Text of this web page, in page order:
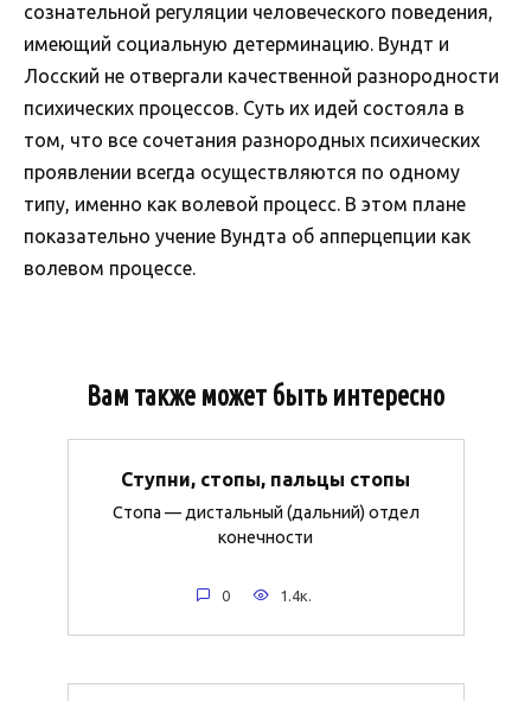
сознательной регуляции человеческого поведения,
имеющий социальную детерминацию. Вундт и
Лосский не отвергали качественной разнородности
психических процессов. Суть их идей состояла в
том, что все сочетания разнородных психических
проявлении всегда осуществляются по одному
типу, именно как волевой процесс. В этом плане
показательно учение Вундта об апперцепции как
волевом процессе.
Вам также может быть интересно
Ступни, стопы, пальцы стопы
Стопа — дистальный (дальний) отдел
конечности
0 1.4к.